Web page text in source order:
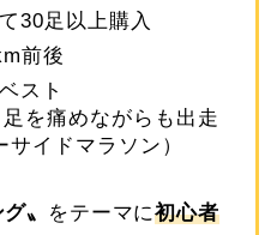
30足以上購入
前後
スト
を痛めながらも出走
サイドマラソン）
グ〟 をテーマに初心者